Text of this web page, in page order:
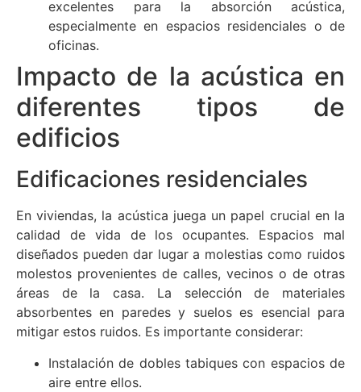
excelentes para la absorción acústica,
especialmente en espacios residenciales o de
oficinas.
Impacto de la acústica en
diferentes tipos de
edificios
Edificaciones residenciales
En viviendas, la acústica juega un papel crucial en la
calidad de vida de los ocupantes. Espacios mal
diseñados pueden dar lugar a molestias como ruidos
molestos provenientes de calles, vecinos o de otras
áreas de la casa. La selección de materiales
absorbentes en paredes y suelos es esencial para
mitigar estos ruidos. Es importante considerar:
Instalación de dobles tabiques con espacios de
aire entre ellos.